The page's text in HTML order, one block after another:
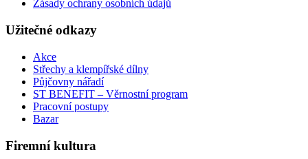
Zásady ochrany osobních údajů
Užitečné odkazy
Akce
Střechy a klempířské dílny
Půjčovny nářadí
ST BENEFIT – Věrnostní program
Pracovní postupy
Bazar
Firemní kultura